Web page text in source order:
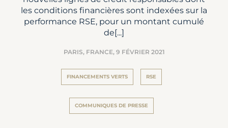
les conditions financières sont indexées sur la
performance RSE, pour un montant cumulé
de[...]
PARIS, FRANCE, 9 FÉVRIER 2021
FINANCEMENTS VERTS RSE
COMMUNIQUES DE PRESSE